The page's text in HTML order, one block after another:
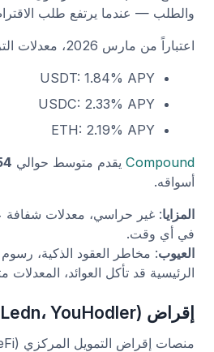
والطلب — عندما يرتفع طلب
اعتباراً من مارس 2026، معدلات التزويد في
USDT: 1.84% APY
USDC: 2.33% APY
ETH: 2.19% APY
Compound يقدم متوسط حوالي
أسواقه.
المزايا: غير حراسي، معدلات
في أي وقت.
العيوب
الرئيسية قد تأكل العوائد، المعدلات
إقراض CeFi (Nexo، Ledn، YouHodler)